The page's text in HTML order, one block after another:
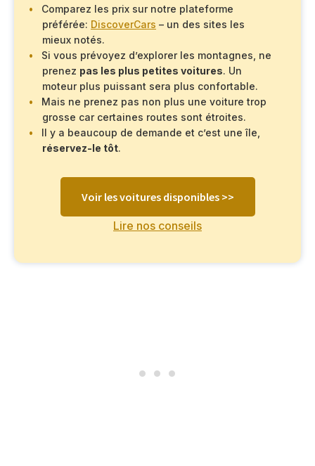
Comparez les prix sur notre plateforme
préférée: DiscoverCars – un des sites les
mieux notés.
Si vous prévoyez d’explorer les montagnes, ne
prenez pas les plus petites voitures. Un
moteur plus puissant sera plus confortable.
Mais ne prenez pas non plus une voiture trop
grosse car certaines routes sont étroites.
Il y a beaucoup de demande et c’est une île,
réservez-le tôt.
Voir les voitures disponibles >>
Lire nos conseils